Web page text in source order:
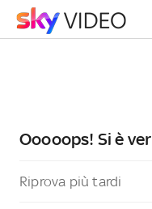
Ooooops! Si è
Riprova più tardi